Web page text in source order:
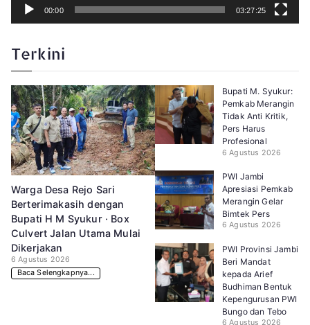
00:00 03:27:25
Terkini
Warga Desa Rejo Sari
Berterimakasih dengan
Bupati H M Syukur · Box
Culvert Jalan Utama Mulai
Dikerjakan
6 Agustus 2026
Baca Selengkapnya...
Bupati M. Syukur:
Pemkab Merangin
Tidak Anti Kritik,
Pers Harus
Profesional
6 Agustus 2026
PWI Jambi
Apresiasi Pemkab
Merangin Gelar
Bimtek Pers
6 Agustus 2026
PWI Provinsi Jambi
Beri Mandat
kepada Arief
Budhiman Bentuk
Kepengurusan PWI
Bungo dan Tebo
6 Agustus 2026